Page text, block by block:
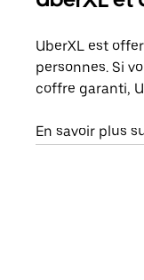
UberXL est
personnes. Si
coffre garanti,
En savoir plus